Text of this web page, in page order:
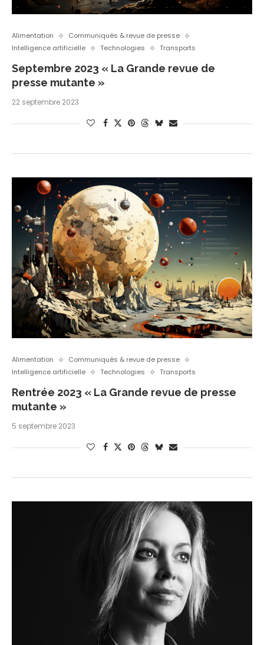
Alimentation
Communiqués & revue de presse
Intelligence artificielle
Technologies Transports
Septembre 2023 « La Grande revue de
presse mutante »
22 septembre 2023
Alimentation
Communiqués & revue de presse
Intelligence artificielle
Technologies Transports
Rentrée 2023 « La Grande revue de presse
mutante »
5 septembre 2023